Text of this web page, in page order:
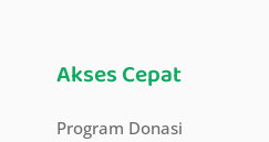
Akses Cepat
Program Donasi